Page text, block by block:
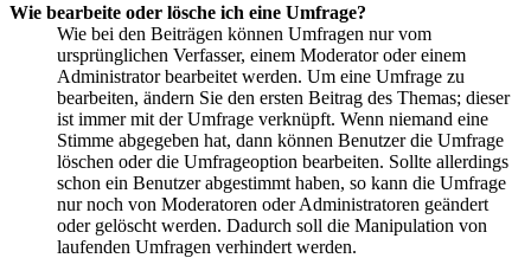
Wie bearbeite oder lösche ich eine Umfrage?
Wie bei den Beiträgen können Umfragen nur vom
ursprünglichen Verfasser, einem Moderator oder einem
Administrator bearbeitet werden. Um eine Umfrage zu
bearbeiten, ändern Sie den ersten Beitrag des Themas; dieser
ist immer mit der Umfrage verknüpft. Wenn niemand eine
Stimme abgegeben hat, dann können Benutzer die Umfrage
löschen oder die Umfrageoption bearbeiten. Sollte allerdings
schon ein Benutzer abgestimmt haben, so kann die Umfrage
nur noch von Moderatoren oder Administratoren geändert
oder gelöscht werden. Dadurch soll die Manipulation von
laufenden Umfragen verhindert werden.